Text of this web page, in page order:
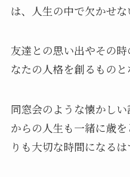
は、人生の中で欠かせな
友達との思い出やその
なたの人格を創るものと
同窓会のような懐かし
からの人生も一緒に歳
りも大切な時間になるは